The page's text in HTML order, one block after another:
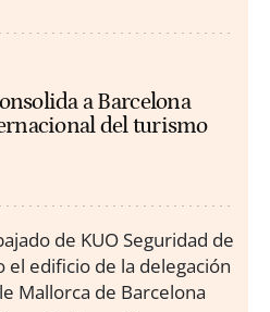
a Barcelona
del turismo